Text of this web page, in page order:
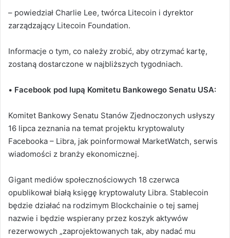
– powiedział Charlie Lee, twórca Litecoin i dyrektor
zarządzający Litecoin Foundation.
Informacje o tym, co należy zrobić, aby otrzymać kartę,
zostaną dostarczone w najbliższych tygodniach.
• Facebook pod lupą Komitetu Bankowego Senatu USA:
Komitet Bankowy Senatu Stanów Zjednoczonych usłyszy
16 lipca zeznania na temat projektu kryptowaluty
Facebooka – Libra, jak poinformował MarketWatch, serwis
wiadomości z branży ekonomicznej.
Gigant mediów społecznościowych 18 czerwca
opublikował białą księgę kryptowaluty Libra. Stablecoin
będzie działać na rodzimym Blockchainie o tej samej
nazwie i będzie wspierany przez koszyk aktywów
rezerwowych „zaprojektowanych tak, aby nadać mu